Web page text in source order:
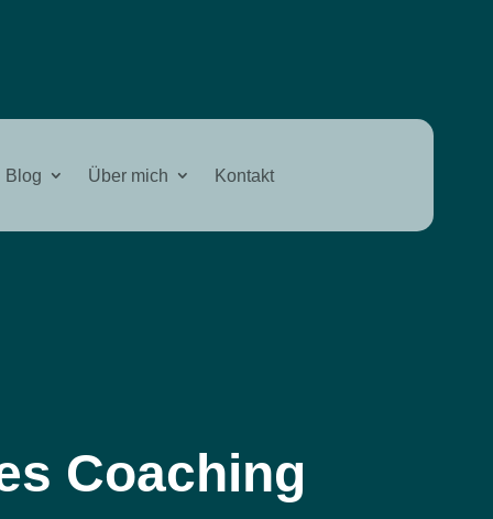
Blog Über mich Kontakt
Coaching